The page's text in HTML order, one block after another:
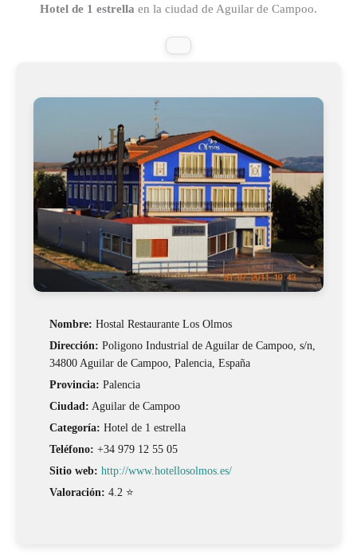
Hotel de 1 estrella en la ciudad de Aguilar de Campoo.
Nombre: Hostal Restaurante Los Olmos
Dirección: Poligono Industrial de Aguilar de Campoo, s/n,
34800 Aguilar de Campoo, Palencia, España
Provincia: Palencia
Ciudad: Aguilar de Campoo
Categoría: Hotel de 1 estrella
Teléfono: +34 979 12 55 05
Sitio web: http://www.hotellosolmos.es/
Valoración: 4.2 ⭐